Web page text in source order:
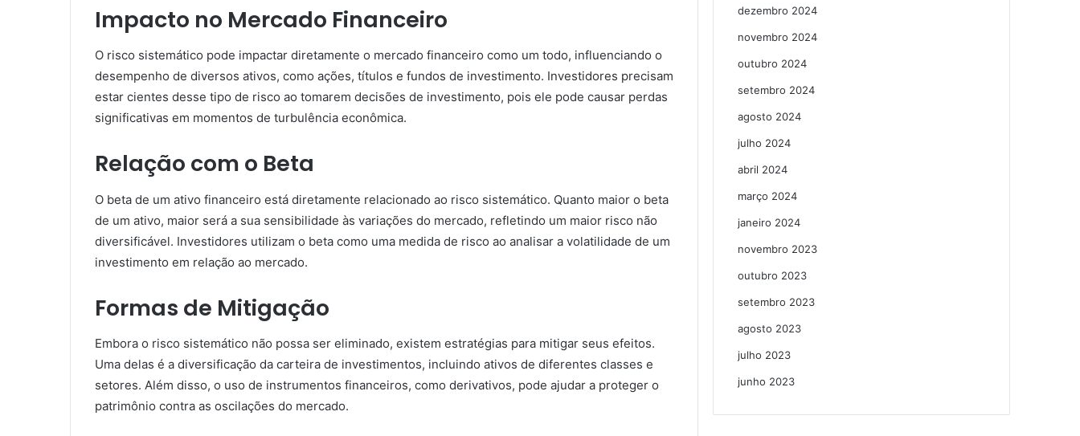
Impacto no Mercado Financeiro
O risco sistemático pode impactar diretamente o mercado financeiro como um todo, influenciando o
desempenho de diversos ativos, como ações, títulos e fundos de investimento. Investidores precisam
estar cientes desse tipo de risco ao tomarem decisões de investimento, pois ele pode causar perdas
significativas em momentos de turbulência econômica.
Relação com o Beta
O beta de um ativo financeiro está diretamente relacionado ao risco sistemático. Quanto maior o beta
de um ativo, maior será a sua sensibilidade às variações do mercado, refletindo um maior risco não
diversificável. Investidores utilizam o beta como uma medida de risco ao analisar a volatilidade de um
investimento em relação ao mercado.
Formas de Mitigação
Embora o risco sistemático não possa ser eliminado, existem estratégias para mitigar seus efeitos.
Uma delas é a diversificação da carteira de investimentos, incluindo ativos de diferentes classes e
setores. Além disso, o uso de instrumentos financeiros, como derivativos, pode ajudar a proteger o
patrimônio contra as oscilações do mercado.
dezembro 2024
novembro 2024
outubro 2024
setembro 2024
agosto 2024
julho 2024
abril 2024
março 2024
janeiro 2024
novembro 2023
outubro 2023
setembro 2023
agosto 2023
julho 2023
junho 2023